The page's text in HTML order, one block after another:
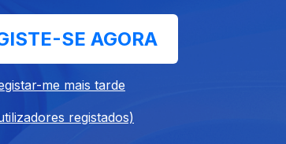
SE AGORA
me mais tarde
registados)